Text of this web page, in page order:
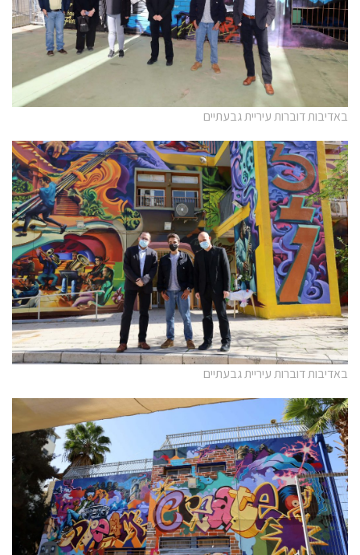
באדיבות דוברות עיריית גבעתיים
באדיבות דוברות עיריית גבעתיים